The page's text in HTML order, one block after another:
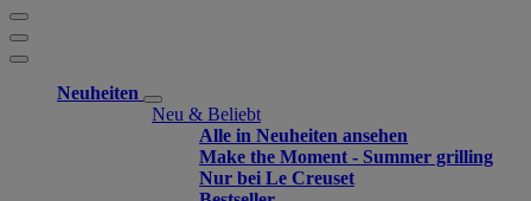
Neuheiten
Neu & Beliebt
Alle in Neuheiten ansehen
Make the Moment - Summer grilling
Nur bei Le Creuset